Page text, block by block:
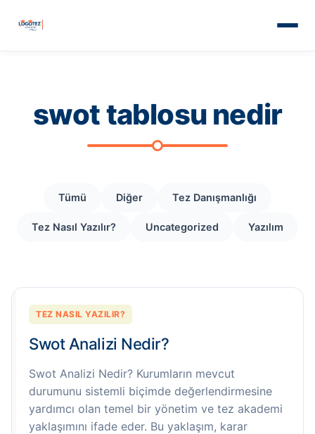
swot tablosu nedir
Tümü Diğer Tez Danışmanlığı
Tez Nasıl Yazılır? Uncategorized Yazılım
TEZ NASIL YAZILIR?
Swot Analizi Nedir?
Swot Analizi Nedir? Kurumların mevcut
durumunu sistemli biçimde değerlendirmesine
yardımcı olan temel bir yönetim ve tez akademi
yaklaşımını ifade eder. Bu yaklaşım, karar